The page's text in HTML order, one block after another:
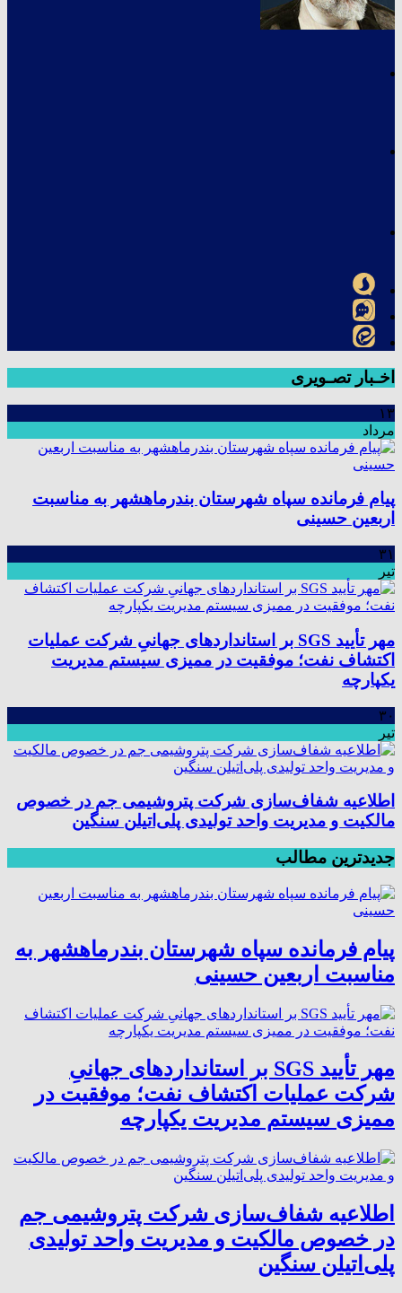
اخـبار تصـویری
۱۳
مرداد
پیام فرمانده سپاه شهرستان بندرماهشهر به مناسبت
اربعین حسینی
۳۱
تیر
مهر تأیید SGS بر استانداردهای جهانیِ شرکت عملیات
اکتشاف نفت؛ موفقیت در ممیزی سیستم مدیریت
یکپارچه
۳۰
تیر
اطلاعیه شفاف‌سازی شرکت پتروشیمی جم در خصوص
مالکیت و مدیریت واحد تولیدی پلی‌اتیلن سنگین
جدیدترین مطالب
پیام فرمانده سپاه شهرستان بندرماهشهر به
مناسبت اربعین حسینی
مهر تأیید SGS بر استانداردهای جهانیِ
شرکت عملیات اکتشاف نفت؛ موفقیت در
ممیزی سیستم مدیریت یکپارچه
اطلاعیه شفاف‌سازی شرکت پتروشیمی جم
در خصوص مالکیت و مدیریت واحد تولیدی
پلی‌اتیلن سنگین